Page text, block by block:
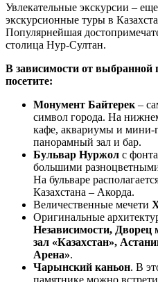
Увлекательные экскурсии –
экскурсионные туры в
Популярнейшая
столица Нур-Султан.
В зависимости от выбранной
посетите:
Монумент Байтерек –
символ города. На
кафе, аквариумы и мини-
панорамный зал и бар.
Бульвар Нуржол с
большими
На бульваре
Казахстана – Акорда.
Величественные мечети
Оригинальные
Независимости, Дворец
зал «Казахстан»,
Арена».
Чарынский каньон. В
памятнике можно